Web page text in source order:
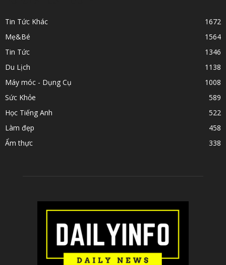
Tin Tức Khác
1672
Mẹ&Bé
1564
Tin Tức
1346
Du Lịch
1138
Máy móc - Dụng Cụ
1008
Sức Khỏe
589
Học Tiếng Anh
522
Làm đẹp
458
Ẩm thực
338